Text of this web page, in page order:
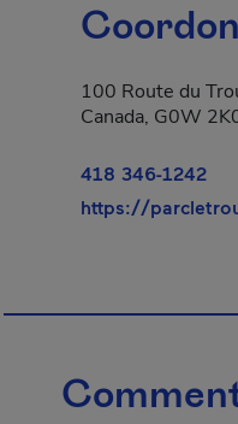
100 Route du
Canada, G0W
418 346-1242
https://